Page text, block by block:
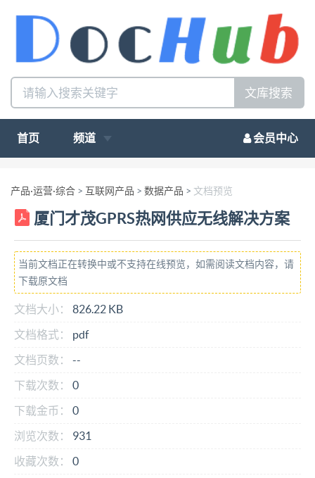
文库搜索
首页 频道 会员中心
产品·运营·综合 > 互联网产品 > 数据产品 > 文档预览
厦门才茂GPRS热网供应无线解决方案
当前文档正在转换中或不支持在线预览，如需阅读文档内容，请
下载原文档
文档大小：
826.22 KB
文档格式：
pdf
文档页数：
--
下载次数：
0
下载金币：
0
浏览次数：
931
收藏次数：
0